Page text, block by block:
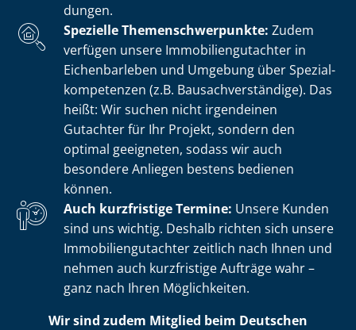
dun­gen.
Spezielle The­men­schwer­punk­te: Zudem
verfügen unsere Im­mo­bi­li­en­gut­ach­ter in
Eichenbarleben und Umgebung über Spe­zi­al­
kom­pe­ten­zen (z.B. Bau­sach­ver­stän­di­ge). Das
heißt: Wir suchen nicht irgendeinen
Gutachter für Ihr Projekt, sondern den
optimal geeigneten, sodass wir auch
besondere Anliegen bestens bedienen
können.
Auch kurzfristige Termine: Unsere Kunden
sind uns wichtig. Deshalb richten sich unsere
Im­mo­bi­li­en­gut­ach­ter zeitlich nach Ihnen und
nehmen auch kurzfristige Aufträge wahr –
ganz nach Ihren Möglichkeiten.
Wir sind zudem Mitglied beim Deutschen